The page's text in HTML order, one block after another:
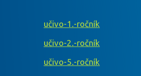
učivo-1.-ročník
učivo-2.-ročník
učivo-5.-ročník